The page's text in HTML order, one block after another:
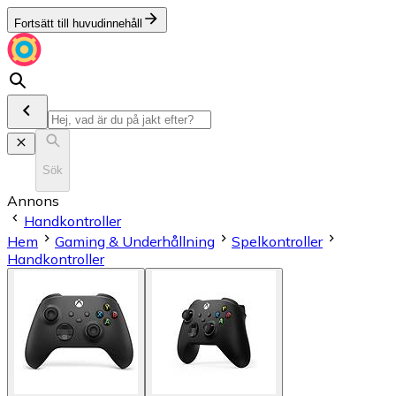
Fortsätt till huvudinnehåll
Sök
Annons
Handkontroller
Hem
Gaming & Underhållning
Spelkontroller
Handkontroller